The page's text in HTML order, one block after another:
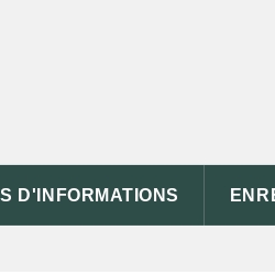
D'INFORMATIONS
de rembourser l'objet. Les <span
?xml=R47105">responsabilité